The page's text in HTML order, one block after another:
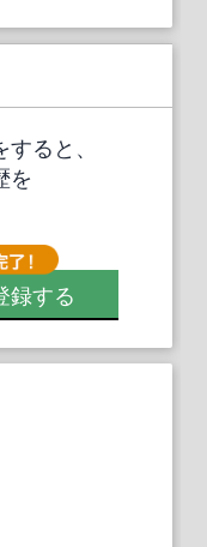
すると、
を
録する